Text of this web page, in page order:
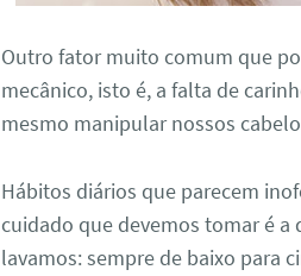
Outro fator muito comum que
mecânico, isto é, a falta de
mesmo manipular nossos
Hábitos diários que parecem
cuidado que devemos tomar é a
lavamos: sempre de baixo para